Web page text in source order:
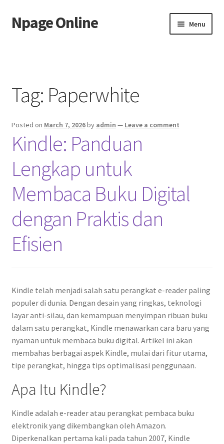
Skip
to
Skip
to
Npage Online Menu
Tag: Paperwhite
Posted on March 7, 2026by admin — Leave a comment
Kindle: Panduan
Lengkap untuk
Membaca Buku Digital
dengan Praktis dan
Efisien
Kindle telah menjadi salah satu perangkat e-reader paling
populer di dunia. Dengan desain yang ringkas, teknologi
layar anti-silau, dan kemampuan menyimpan ribuan buku
dalam satu perangkat, Kindle menawarkan cara baru yang
nyaman untuk membaca buku digital. Artikel ini akan
membahas berbagai aspek Kindle, mulai dari fitur utama,
tipe perangkat, hingga tips optimalisasi penggunaan.
Apa Itu Kindle?
Kindle adalah e-reader atau perangkat pembaca buku
elektronik yang dikembangkan oleh Amazon.
Diperkenalkan pertama kali pada tahun 2007, Kindle